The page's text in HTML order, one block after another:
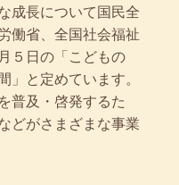
成長について国民全
働省、全国社会福祉
５日の「こどもの
と定めています。
普及・啓発するた
どがさまざまな事業